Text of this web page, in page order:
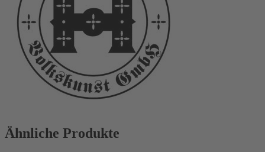
Ähnliche Produkte